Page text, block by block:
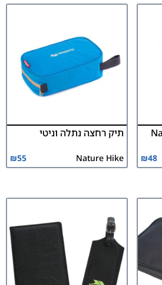
₪48
תיק רחצה נתלה וניטי
Nature Hike
₪55